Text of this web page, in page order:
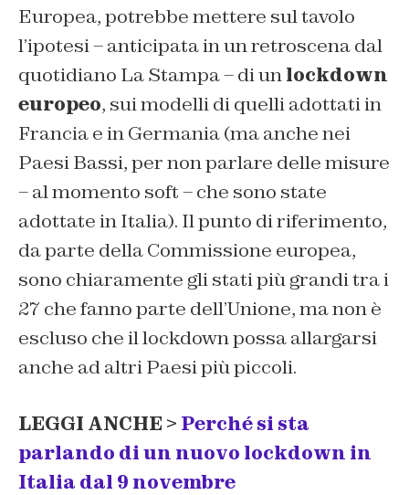
Europea, potrebbe mettere sul tavolo
l’ipotesi – anticipata in un retroscena dal
quotidiano La Stampa – di unlockdown
europeo, sui modelli di quelli adottati in
Francia e in Germania (ma anche nei
Paesi Bassi, per non parlare delle misure
– al momento soft – che sono state
adottate in Italia). Il punto di riferimento,
da parte della Commissione europea,
sono chiaramente gli stati più grandi tra i
27 che fanno parte dell’Unione, ma non è
escluso che il lockdown possa allargarsi
anche ad altri Paesi più piccoli.
LEGGI ANCHE > Perché si sta
parlando di un nuovo lockdown in
Italia dal 9 novembre